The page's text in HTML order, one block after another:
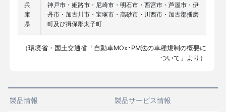
兵
庫
県
神戸市・姫路市・尼崎市・明石市・西宮市・芦屋市・伊
丹市・加古川市・宝塚市・高砂市・川西市・加古郡播磨
町及び揖保郡太子町
（環境省・国土交通省「自動車MOx･PM法の車種規制の概要に
ついて」より）
製品情報 製品サービス情報